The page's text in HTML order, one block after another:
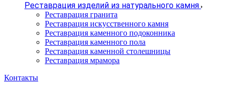
Реставрация изделий из натурального камня
Реставрация гранита
Реставрация искусственного камня
Реставрация каменного подоконника
Реставрация каменного пола
Реставрация каменной столешницы
Реставрация мрамора
Контакты